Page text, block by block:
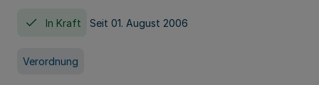
In Kraft Seit 01. August 2006
Verordnung